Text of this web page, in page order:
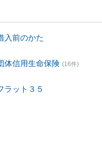
入前のかた
体信用生命保険 (16件)
ラット３５